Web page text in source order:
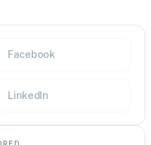
Facebook
LinkedIn